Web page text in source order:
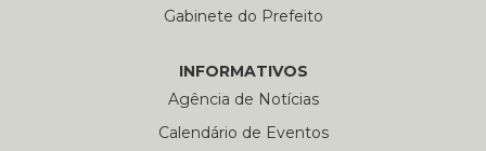
Gabinete do Prefeito
INFORMATIVOS
Agência de Notícias
Calendário de Eventos